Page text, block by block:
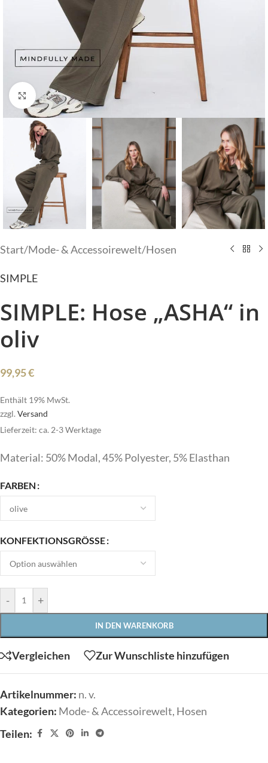
Klick zum Vergrößern
Start/Mode- & Accessoirewelt/Hosen
SIMPLE
SIMPLE: Hose „ASHA“ in
oliv
99,95€
Enthält 19% MwSt.
zzgl. Versand
Lieferzeit: ca. 2-3 Werktage
Material: 50% Modal, 45% Polyester, 5% Elasthan
FARBEN
KONFEKTIONSGRÖSSE
- +
IN DEN WARENKORB
Vergleichen Zur Wunschliste hinzufügen
Artikelnummer: n. v.
Kategorien: Mode- & Accessoirewelt, Hosen
Teilen: